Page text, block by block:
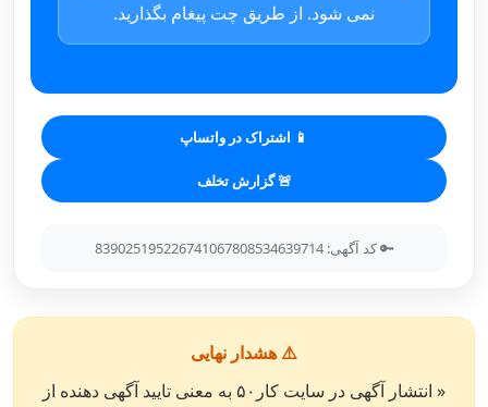
نمی شود. از طریق چت پیغام بگذارید.
📱 اشتراک در واتساپ
🚨 گزارش تخلف
🔑 کد آگهی: 839025195226741067808534639714
⚠️ هشدار نهایی
« انتشار آگهی در سایت کار۵۰ به معنی تایید آگهی دهنده از